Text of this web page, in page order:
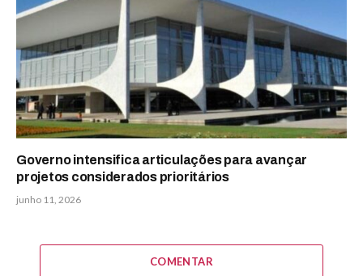
Governo intensifica articulações para avançar
projetos considerados prioritários
junho 11, 2026
COMENTAR